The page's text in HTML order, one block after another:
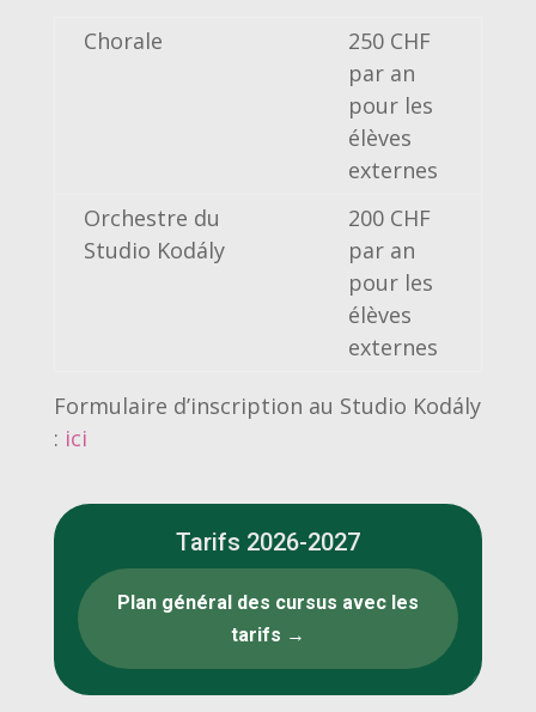
Chorale
250 CHF
par an
pour les
élèves
externes
Orchestre du
Studio Kodály
200 CHF
par an
pour les
élèves
externes
Formulaire d’inscription au Studio Kodály
: ici
Tarifs 2026-2027
Plan général des cursus avec les
tarifs →